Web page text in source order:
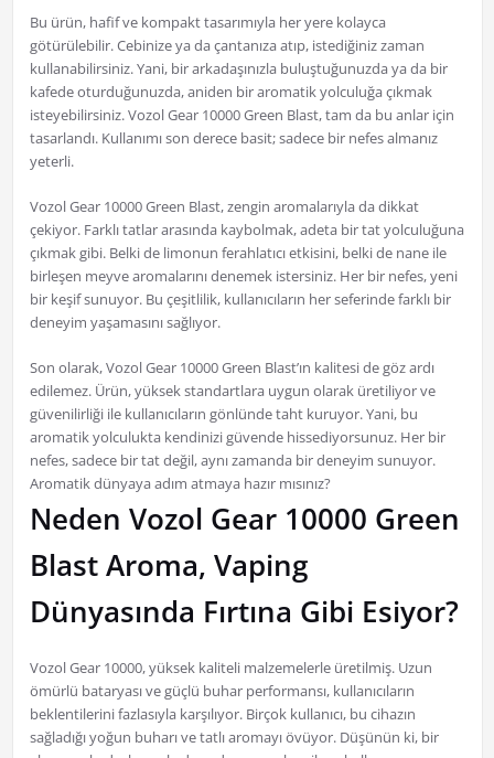
Bu ürün, hafif ve kompakt tasarımıyla her yere kolayca
götürülebilir. Cebinize ya da çantanıza atıp, istediğiniz zaman
kullanabilirsiniz. Yani, bir arkadaşınızla buluştuğunuzda ya da bir
kafede oturduğunuzda, aniden bir aromatik yolculuğa çıkmak
isteyebilirsiniz. Vozol Gear 10000 Green Blast, tam da bu anlar için
tasarlandı. Kullanımı son derece basit; sadece bir nefes almanız
yeterli.
Vozol Gear 10000 Green Blast, zengin aromalarıyla da dikkat
çekiyor. Farklı tatlar arasında kaybolmak, adeta bir tat yolculuğuna
çıkmak gibi. Belki de limonun ferahlatıcı etkisini, belki de nane ile
birleşen meyve aromalarını denemek istersiniz. Her bir nefes, yeni
bir keşif sunuyor. Bu çeşitlilik, kullanıcıların her seferinde farklı bir
deneyim yaşamasını sağlıyor.
Son olarak, Vozol Gear 10000 Green Blast’ın kalitesi de göz ardı
edilemez. Ürün, yüksek standartlara uygun olarak üretiliyor ve
güvenilirliği ile kullanıcıların gönlünde taht kuruyor. Yani, bu
aromatik yolculukta kendinizi güvende hissediyorsunuz. Her bir
nefes, sadece bir tat değil, aynı zamanda bir deneyim sunuyor.
Aromatik dünyaya adım atmaya hazır mısınız?
Neden Vozol Gear 10000 Green
Blast Aroma, Vaping
Dünyasında Fırtına Gibi Esiyor?
Vozol Gear 10000, yüksek kaliteli malzemelerle üretilmiş. Uzun
ömürlü bataryası ve güçlü buhar performansı, kullanıcıların
beklentilerini fazlasıyla karşılıyor. Birçok kullanıcı, bu cihazın
sağladığı yoğun buharı ve tatlı aromayı övüyor. Düşünün ki, bir